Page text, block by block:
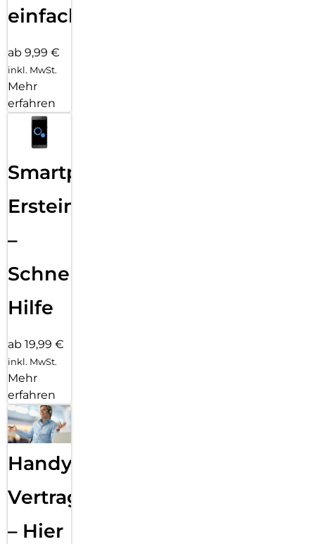
einfach
ab 9,99 €
inkl. MwSt.
Mehr
erfahren
Smartphone
Ersteinrichtung
–
Schnelle
Hilfe
ab 19,99 €
inkl. MwSt.
Mehr
erfahren
Handy
Vertragsabwicklung
– Hier